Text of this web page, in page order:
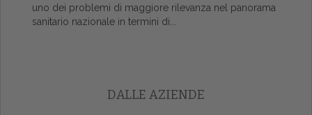
uno dei problemi di maggiore rilevanza nel panorama
sanitario nazionale in termini di...
DALLE AZIENDE